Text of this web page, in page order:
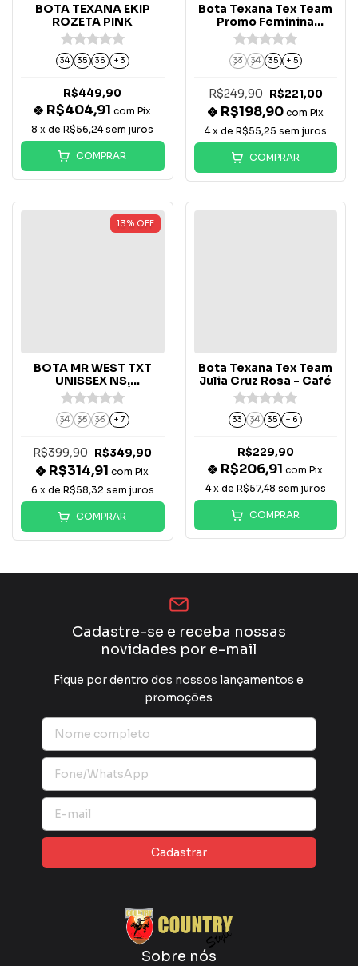
BOTA TEXANA EKIP
ROZETA PINK
34 35 36 + 3
R$449,90
R$404,91com Pix
8 x deR$56,24 sem juros
COMPRAR
Bota Texana Tex Team
Promo Feminina
Giovana Flecha Azul -
Café
33 34 35 + 5
R$249,90 R$221,00
R$198,90 com Pix
4 x de R$55,25 sem juros
COMPRAR
13% OFF
BOTA MR WEST TXT
UNISSEX NS.
APARECIDA CAFÉ - B-
36
34 35 36 + 7
R$399,90 R$349,90
R$314,91com Pix
6 x de R$58,32 sem juros
COMPRAR
Bota Texana Tex Team
Julia Cruz Rosa - Café
33 34 35 + 6
R$229,90
R$206,91com Pix
4 x de R$57,48 sem juros
COMPRAR
Cadastre-se e receba nossas
novidades por e-mail
Fique por dentro dos nossos lançamentos e
promoções
Sobre nós